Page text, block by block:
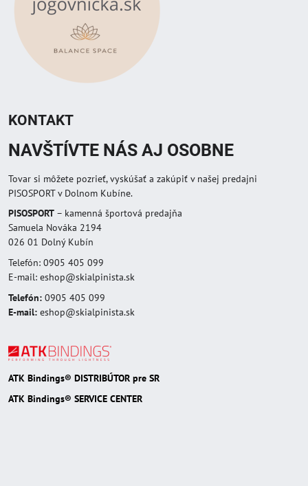
KONTAKT
NAVŠTÍVTE NÁS AJ OSOBNE
Tovar si môžete pozrieť, vyskúšať a zakúpiť v našej predajni
PISOSPORT v Dolnom Kubíne.
PISOSPORT – kamenná športová predajňa
Samuela Nováka 2194
026 01 Dolný Kubín
Telefón: 0905 405 099
E-mail: eshop@skialpinista.sk
Telefón: 0905 405 099
E-mail: eshop@skialpinista.sk
ATK Bindings® DISTRIBÚTOR pre SR
ATK Bindings® SERVICE CENTER